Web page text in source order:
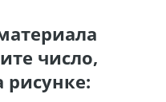
число,
рисунке: